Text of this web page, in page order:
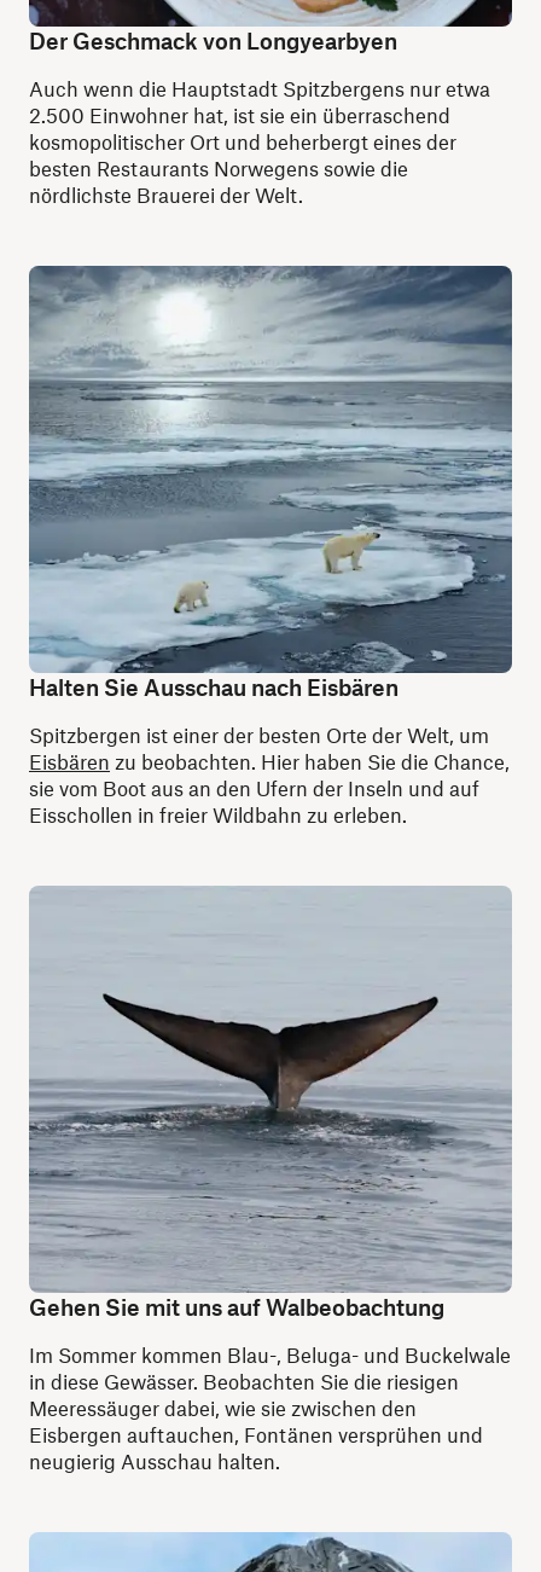
Der Geschmack von Longyearbyen
Auch wenn die Hauptstadt Spitzbergens nur etwa
2.500 Einwohner hat, ist sie ein überraschend
kosmopolitischer Ort und beherbergt eines der
besten Restaurants Norwegens sowie die
nördlichste Brauerei der Welt.
Halten Sie Ausschau nach Eisbären
Spitzbergen ist einer der besten Orte der Welt, um
Eisbären zu beobachten. Hier haben Sie die Chance,
sie vom Boot aus an den Ufern der Inseln und auf
Eisschollen in freier Wildbahn zu erleben.
Gehen Sie mit uns auf Walbeobachtung
Im Sommer kommen Blau-, Beluga- und Buckelwale
in diese Gewässer. Beobachten Sie die riesigen
Meeressäuger dabei, wie sie zwischen den
Eisbergen auftauchen, Fontänen versprühen und
neugierig Ausschau halten.